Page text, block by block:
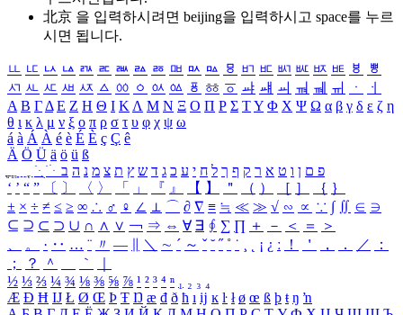
北京 을 입력하시려면 beijing을 입력하시고 space를 누르
시면 됩니다.
ㅥ ㅦ ㅧ ㅨ ㅩ ㅪ ㅫ ㅬ ㅭ ㅮ ㅯ ㅰ ㅱ ㅲ ㅳ ㅴ ㅵ ㅶ ㅷ ㅸ
ㅹ
ㅺ ㅻ ㅼ ㅽ ㅾ ㅿ ㆀ ㆁ ㆂ ㆃ ㆄ ㆅ ㆆ ㆇ ㆈ ㆉ ㆊ ㆋ ㆌ ㆍ
ㆎ
Α Β ΓΔ Ε Ζ Η Θ Ι ΚΛ Μ Ν Ξ Ο Π Ρ Σ ΤΥ Φ Χ Ψ Ω α β γ δ ε ζ η
θ ι κ λ μ ν ξ ο π ρ σ τ υ φ χ ψ ω
á à Á À é è É È ç Ç ê
Ä Ö Ü ä ö ü ß
ִֶֹ ֻּ ׁׂ פ ם ן ו ט א ר ק ף ך ל ח י ע כ ג ד ש ץ ת צ מ נ ה ב
‘ ’ “ ” 〔 〕 〈 〉 「 」 『 』 【 】 ＂ （ ） ［ ］ ｛ ｝
± × ÷ ≠ ≤ ≥ ∞ ∴ ♂ ♀ ∠ ⊥ ⌒ ∂ ∇ ≡ ≒ ≪ ≫ √ ∽ ∝ ∵ ∫ ∬ ∈ ∋
⊆ ⊇ ⊂ ⊃ ∪ ∩ ∧ ∨ ￢ ⇒ ⇔ ∀ ∃ ∮ ∑ ∏ ＋ － ＜ ＝
＞
、
。 · ‥ … ¨ 〃 ― ＼ ∼ ´ ～ ˇ ˘ ˝ ˚ ˙ ¸ ¡ ¿ ː ！ ＇ ， ． ／
：
；
？ ＾ ｀
½ ⅓ ⅔ ¼ ¾ ⅛ ⅜ ⅝ ⅞ ¹ ² ³ ⁴ ⁿ ₁ ₂ ₃ ₄
Æ Ð Ħ Ĳ Ł Ø Œ Þ Ŧ Ŋ æ đ ð ħ ı ĳ ĸ ŀ ł ø œ ß þ ŧ ŋ ŉ